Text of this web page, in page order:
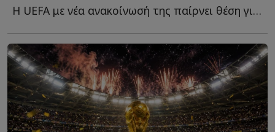
Η UEFA με νέα ανακοίνωσή της παίρνει θέση για τη διορία π...